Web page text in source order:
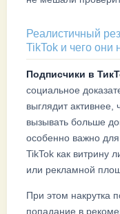
Реалистичный
TikTok и чего они
Подписчики в
социальное
выглядит
вызывать больше
особенно важно для
TikTok как витрину
или рекламной
При этом накрутка
попадание в